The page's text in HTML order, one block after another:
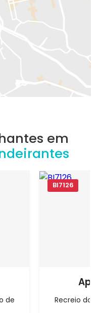
em
de
BI7126
Recreio dos